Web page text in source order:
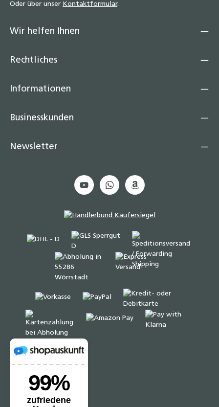
Oder über unser Kontaktformular.
Wir helfen Ihnen
Rechtliches
Informationen
Businesskunden
Newsletter